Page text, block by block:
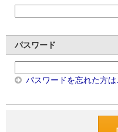
パスワード
パスワードを忘れた方は